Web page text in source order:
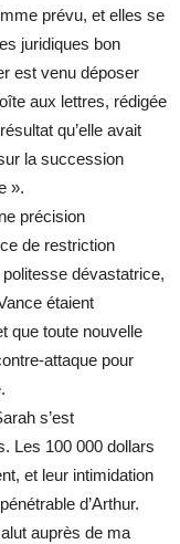
prévu, et elles se
juridiques bon
est venu déposer
aux lettres, rédigée
qu’elle avait
la succession
».
précision
de restriction
politesse dévastatrice,
étaient
que toute nouvelle
attaque pour
s’est
Les 100 000 dollars
et leur intimidation
d’Arthur.
auprès de ma